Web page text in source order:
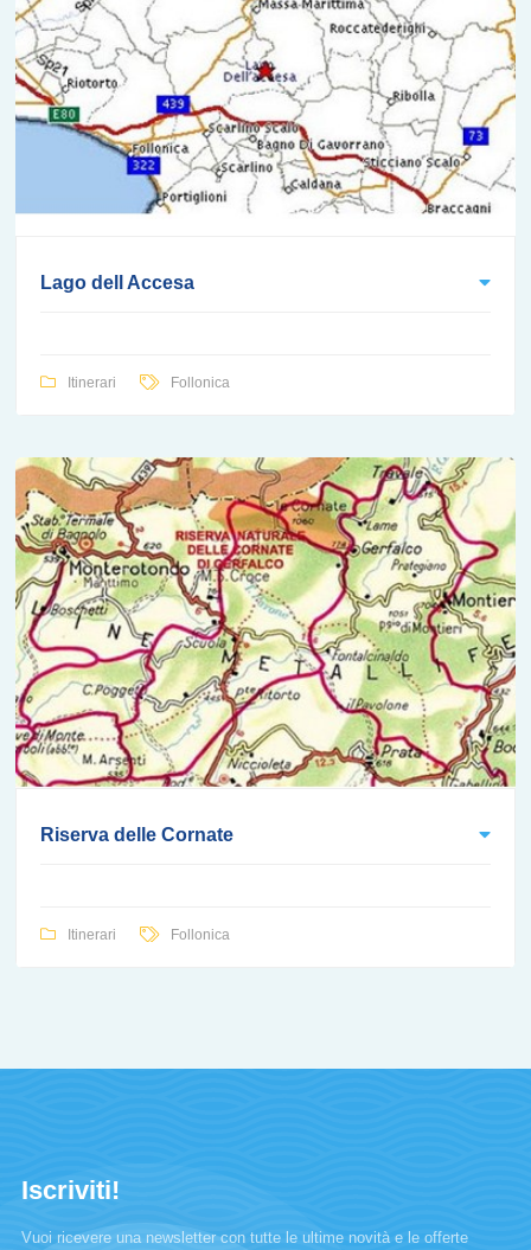
Lago dell Accesa
Itinerari Follonica
Riserva delle Cornate
Itinerari Follonica
Iscriviti!
Vuoi ricevere una newsletter con tutte le ultime novità e le offerte